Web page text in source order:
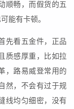
顺畅，而假货的五
能有卡顿。
先看五金件，正品
质感厚重，比如拉
，路易威登常用的
然，不会有过于规
线均匀细密，没有